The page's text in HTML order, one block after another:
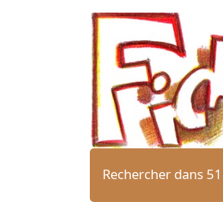
Rechercher dans